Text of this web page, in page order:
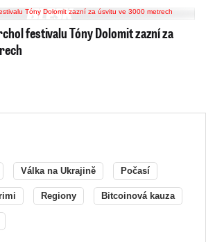
festivalu Tóny Dolomit zazní za
Válka na Ukrajině Počasí
Regiony Bitcoinová kauza